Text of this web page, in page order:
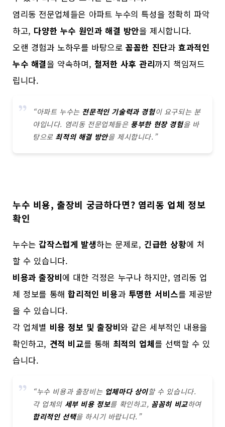
염리동 전문업체들은 아파트 누수의 특성을 정확히 파악
하고, 다양한 누수 원인과 해결 방안을 제시합니다.
오랜 경험과 노하우를 바탕으로꼼꼼한 진단과효과적인
누수 해결을 약속하며, 철저한 사후 관리까지 책임져드
립니다.
“아파트 누수는 전문적인 기술력과 경험이 요구되는 분
야입니다. 염리동 전문업체들은 풍부한 현장 경험을 바
탕으로 최적의 해결 방안을 제시합니다.”
누수 비용, 출장비 궁금하다면? 염리동 업체 정보
확인
누수는갑작스럽게 발생하는 문제로, 긴급한 상황에 처
할 수 있습니다.
비용과 출장비에 대한 걱정은 누구나 하지만, 염리동 업
체 정보를 통해합리적인 비용과 투명한 서비스를 제공받
을 수 있습니다.
각 업체별 비용 정보 및 출장비와 같은 세부적인 내용을
확인하고, 견적 비교를 통해 최적의 업체를 선택할 수 있
습니다.
“누수 비용과 출장비는 업체마다 상이할 수 있습니다.
각 업체의 세부 비용 정보를 확인하고, 꼼꼼히 비교하여
합리적인 선택을 하시기 바랍니다.”